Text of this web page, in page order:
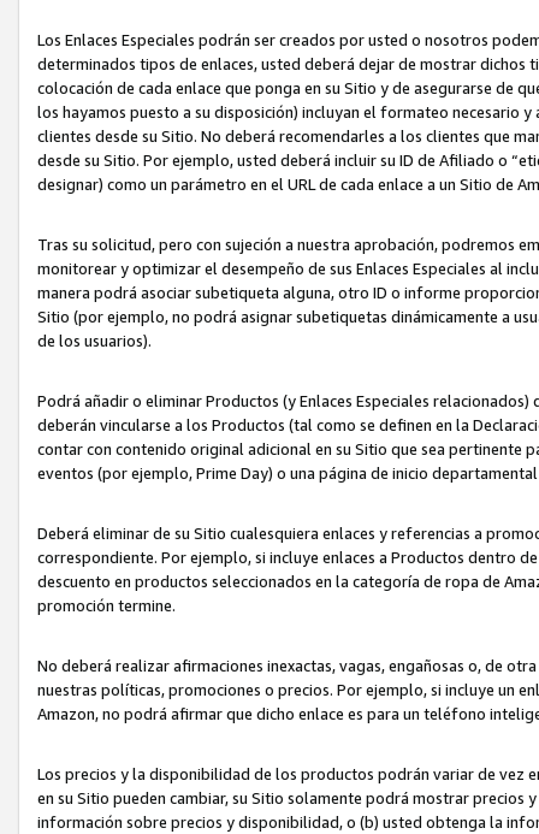
Los Enlaces Especiales podrán ser creados por usted o nosotros
determinados tipos de enlaces, usted deberá dejar de mostrar dichos
colocación de cada enlace que ponga en su Sitio y de asegurarse de
los hayamos puesto a su disposición) incluyan el formateo necesario
clientes desde su Sitio. No deberá recomendarles a los clientes que
desde su Sitio. Por ejemplo, usted deberá incluir su ID de Afiliado o
designar) como un parámetro en el URL de cada enlace a un Sitio de
Tras su solicitud, pero con sujeción a nuestra aprobación, podremos
monitorear y optimizar el desempeño de sus Enlaces Especiales al
manera podrá asociar subetiqueta alguna, otro ID o informe
Sitio (por ejemplo, no podrá asignar subetiquetas dinámicamente a
de los usuarios).
Podrá añadir o eliminar Productos (y Enlaces Especiales
deberán vincularse a los Productos (tal como se definen en la
contar con contenido original adicional en su Sitio que sea pertinente
eventos (por ejemplo, Prime Day) o una página de inicio
Deberá eliminar de su Sitio cualesquiera enlaces y referencias a
correspondiente. Por ejemplo, si incluye enlaces a Productos dentro
descuento en productos seleccionados en la categoría de ropa de
promoción termine.
No deberá realizar afirmaciones inexactas, vagas, engañosas o, de
nuestras políticas, promociones o precios. Por ejemplo, si incluye un
Amazon, no podrá afirmar que dicho enlace es para un teléfono
Los precios y la disponibilidad de los productos podrán variar de vez
en su Sitio pueden cambiar, su Sitio solamente podrá mostrar
información sobre precios y disponibilidad, o (b) usted obtenga la